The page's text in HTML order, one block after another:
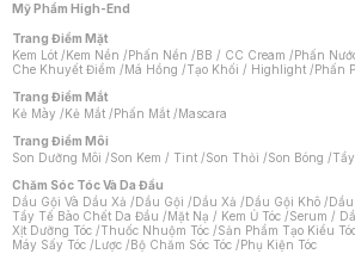
Mỹ Phẩm High-End
Trang Điểm Mặt
Kem Lót /Kem Nền /Phấn Nền /BB / CC Cream /Phấn
Che Khuyết Điểm /Má Hồng /Tạo Khối / Highlight /Phấn
Trang Điểm Mắt
Kẻ Mày /Kẻ Mắt /Phấn Mắt /Mascara
Trang Điểm Môi
Son Dưỡng Môi /Son Kem / Tint /Son Thỏi /Son Bóng /
Chăm Sóc Tóc Và Da Đầu
Dầu Gội Và Dầu Xả /Dầu Gội /Dầu Xả /Dầu Gội Khô /
Tẩy Tế Bào Chết Da Đầu /Mặt Nạ / Kem Ủ Tóc /Serum /
Xịt Dưỡng Tóc /Thuốc Nhuộm Tóc /Sản Phẩm Tạo Kiểu
Máy Sấy Tóc /Lược /Bộ Chăm Sóc Tóc /Phụ Kiện Tóc